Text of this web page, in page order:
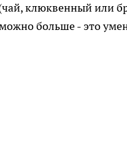
клюквенный или
больше - это